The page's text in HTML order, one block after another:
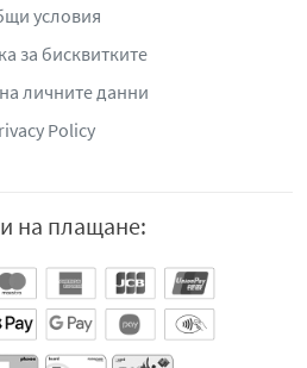
условия
за бисквитките
личните данни
Policy
на плащане: